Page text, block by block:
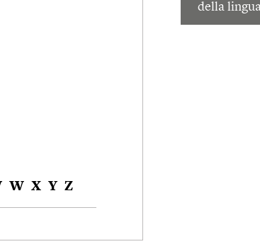
della
W X Y Z